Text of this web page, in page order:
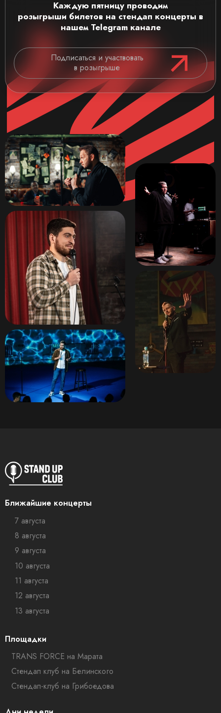
Каждую пятницу проводим
розыгрыши билетов на стендап концерты в
нашем Telegram канале
Подписаться и участвовать
в розыгрыше
Ближайшие концерты
7 августа
8 августа
9 августа
10 августа
11 августа
12 августа
13 августа
Площадки
TRANS FORCE на Марата
Стендап клуб на Белинского
Стендап-клуб на Грибоедова